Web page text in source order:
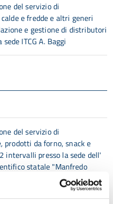
del servizio di
e fredde e altri generi
e gestione di distributori
ITCG A. Baggi
del servizio di
prodotti da forno, snack e
intervalli presso la sede dell'
statale "Manfredo